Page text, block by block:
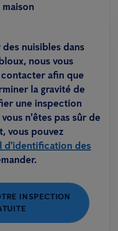
nuisibles dans
nous vous
afin que
la gravité de
une inspection
n'êtes pas sûr de
vous pouvez
d'identification des
INSPECTION